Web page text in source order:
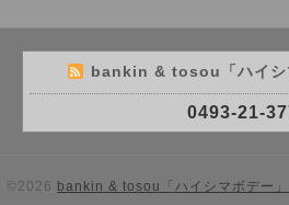
bankin & tosou「ハイシ
0493-21-
©2026 bankin & tosou「ハイシマボデー」